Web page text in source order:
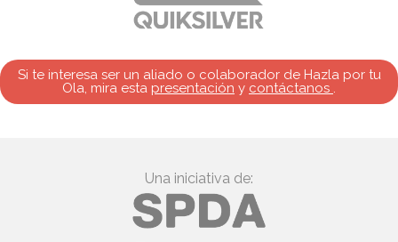
Si te interesa ser un aliado o colaborador de Hazla por tu
Ola, mira esta presentación y contáctanos .
Una iniciativa de: